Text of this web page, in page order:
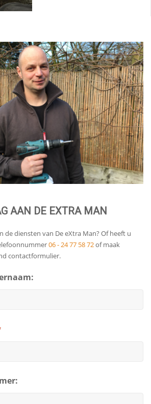
AAN DE EXTRA MAN
de diensten van De eXtra Man? Of heeft u
06 - 24 77 58 72of maak
contactformulier.